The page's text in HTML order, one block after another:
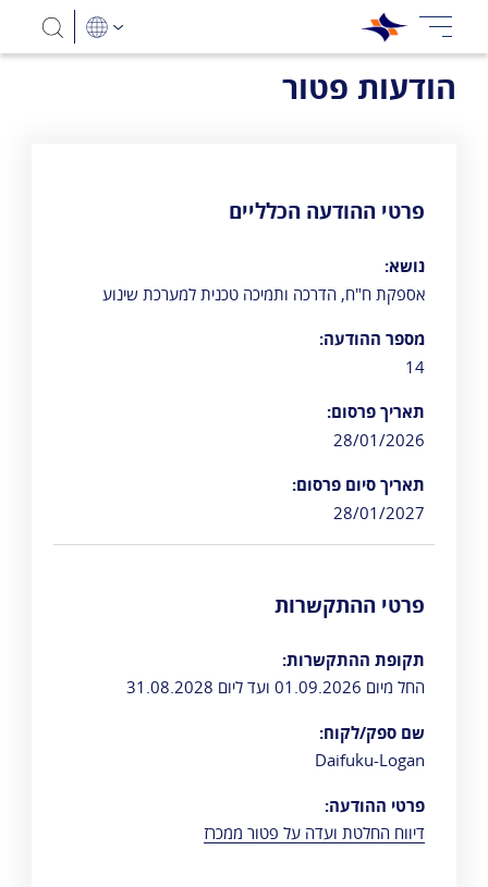
הודעות פטור
פרטי ההודעה הכלליים
נושא:
אספקת ח"ח, הדרכה ותמיכה טכנית למערכת שינוע
מספר ההודעה:
14
תאריך פרסום:
28/01/2026
תאריך סיום פרסום:
28/01/2027
פרטי ההתקשרות
תקופת ההתקשרות:
החל מיום 01.09.2026 ועד ליום 31.08.2028
שם ספק/לקוח:
Daifuku-Logan
פרטי ההודעה:
דיווח החלטת ועדה על פטור ממכרז